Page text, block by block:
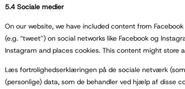
5.4 Sociale medier
On our website, we have included content from
(e.g. “tweet”) on social networks like Facebook og
Instagram and places cookies. This content might store
Læs fortrolighedserklæringen på de sociale netværk
(personlige) data, som de behandler ved hjælp af disse